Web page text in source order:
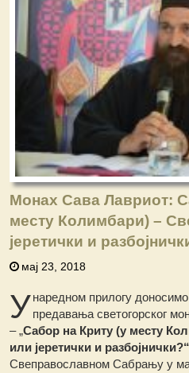
Монах Сава Лавриот:
месту Колимбари) –
јеретички и
мај 23, 2018
Унаредном прилогу
предавања светогорског
– „Сабор на Криту (у месту
или јеретички и разбојнички?“
Свеправославном Сабрању у